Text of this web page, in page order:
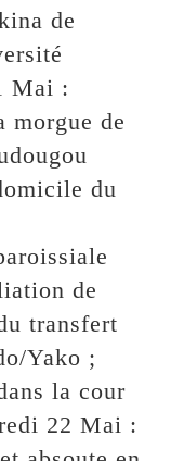
de
Mai :
morgue de
du
de
transfert
Yako ;
la cour
22 Mai :